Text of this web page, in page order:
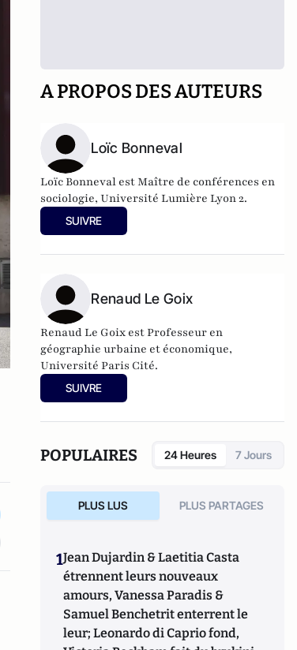
A PROPOS DES AUTEURS
Loïc Bonneval
Loïc Bonneval est Maître de conférences en
sociologie, Université Lumière Lyon 2.
SUIVRE
Renaud Le Goix
Renaud Le Goix est Professeur en
géographie urbaine et économique,
Université Paris Cité.
SUIVRE
POPULAIRES 24 Heures 7 Jours
PLUS LUS PLUS PARTAGES
1Jean Dujardin & Laetitia Casta
étrennent leurs nouveaux
amours, Vanessa Paradis &
Samuel Benchetrit enterrent le
leur; Leonardo di Caprio fond,